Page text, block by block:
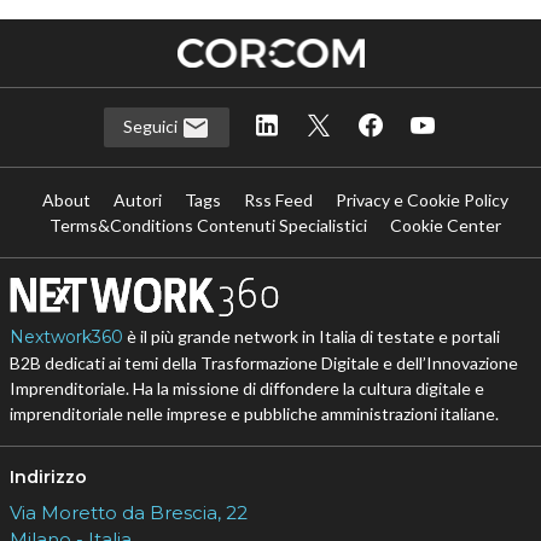
Seguici
About Autori Tags Rss Feed
Privacy e Cookie Policy
Terms&Conditions Contenuti Specialistici
Cookie Center
Nextwork360 è il più grande network in Italia di testate e portali
B2B dedicati ai temi della Trasformazione Digitale e dell’Innovazione
Imprenditoriale. Ha la missione di diffondere la cultura digitale e
imprenditoriale nelle imprese e pubbliche amministrazioni italiane.
Indirizzo
Via Moretto da Brescia, 22